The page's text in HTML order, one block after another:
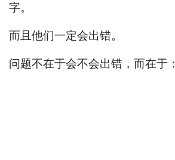
字。
而且他们一定会出错。
问题不在于会不会出错，而在于：